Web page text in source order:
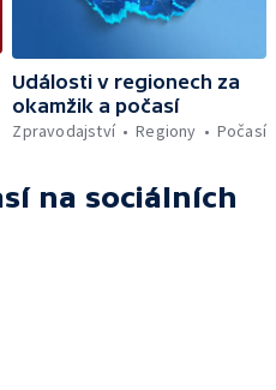
Události v regionech za
okamžik a počasí
Zpravodajství
Regiony Počasí
na sociálních